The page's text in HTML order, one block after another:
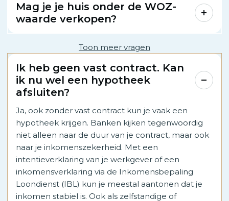
Mag je je huis onder de WOZ-
waarde verkopen?
Toon meer vragen
Ik heb geen vast contract. Kan
ik nu wel een hypotheek
afsluiten?
Ja, ook zonder vast contract kun je vaak een
hypotheek krijgen. Banken kijken tegenwoordig
niet alleen naar de duur van je contract, maar ook
naar je inkomenszekerheid. Met een
intentieverklaring van je werkgever of een
inkomensverklaring via de Inkomensbepaling
Loondienst (IBL) kun je meestal aantonen dat je
inkomen stabiel is. Ook als zelfstandige of